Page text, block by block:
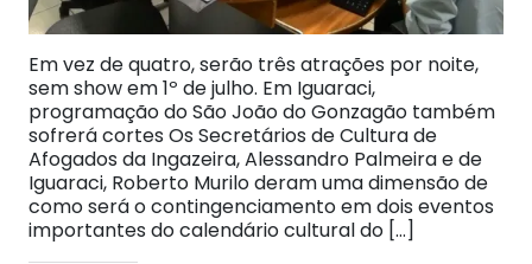
Em vez de quatro, serão três atrações por noite,
sem show em 1º de julho. Em Iguaraci,
programação do São João do Gonzagão também
sofrerá cortes Os Secretários de Cultura de
Afogados da Ingazeira, Alessandro Palmeira e de
Iguaraci, Roberto Murilo deram uma dimensão de
como será o contingenciamento em dois eventos
importantes do calendário cultural do […]